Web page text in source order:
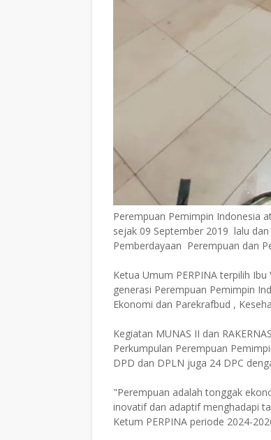
Perempuan Pemimpin Indonesia
sejak 09 September 2019 lalu
Pemberdayaan Perempuan dan
Ketua Umum PERPINA terpilih
generasi Perempuan Pemimpin
Ekonomi dan Parekrafbud ,
Kegiatan MUNAS II dan
Perkumpulan Perempuan
DPD dan DPLN juga 24 DPC
"Perempuan adalah tonggak
inovatif dan adaptif menghadapi
Ketum PERPINA periode 2024-